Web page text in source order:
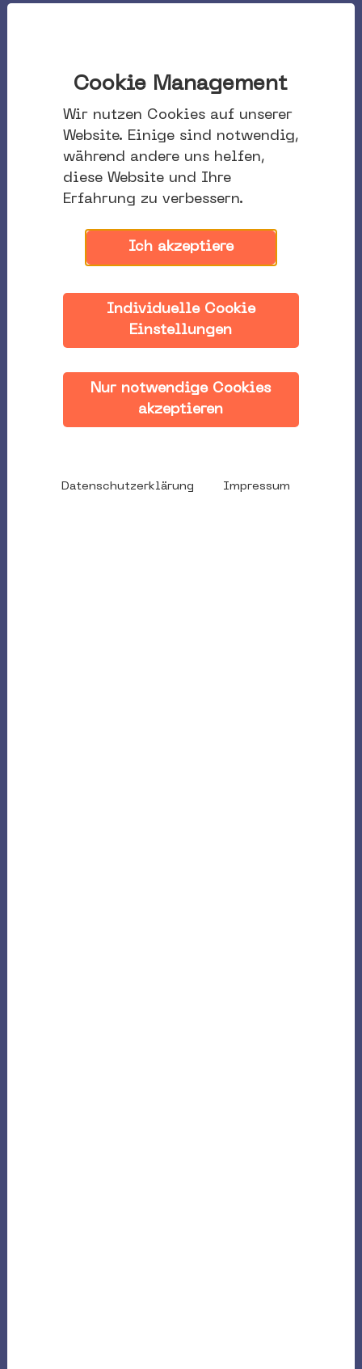
Cookie Management
Wir nutzen Cookies auf unserer
Website. Einige sind notwendig,
während andere uns helfen,
diese Website und Ihre
Erfahrung zu verbessern.
Ich akzeptiere
Individuelle Cookie
Einstellungen
Nur notwendige Cookies
akzeptieren
Datenschutzerklärung Impressum